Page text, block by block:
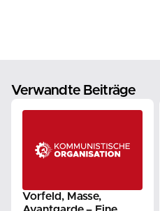
Verwandte Beiträge
Vorfeld, Masse,